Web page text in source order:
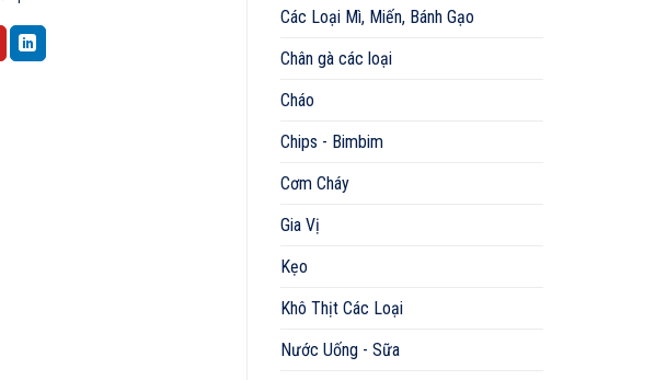
Các Loại Mì, Miến, Bánh Gạo
Chân gà các loại
Cháo
Chips - Bimbim
Cơm Cháy
Gia Vị
Kẹo
Khô Thịt Các Loại
Nước Uống - Sữa